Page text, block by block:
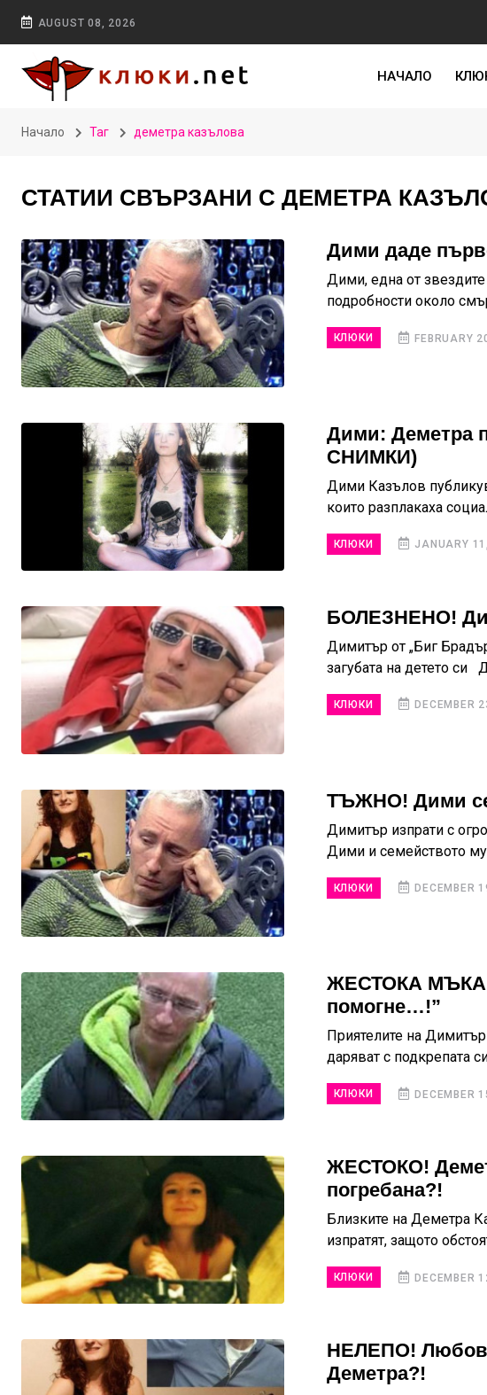
AUGUST 08, 2026
НАЧАЛО
Начало Таг деметра казълова
СТАТИИ СВЪРЗАНИ С ДЕМЕТРА
Дими даде
Дими, една от
подробности около
КЛЮКИ FEBRUARY
Дими: Деметра
СНИМКИ)
Дими Казълов
които разплакаха
КЛЮКИ JANUARY
БОЛЕЗНЕНО!
Димитър от „Биг
загубата на детето си
КЛЮКИ DECEMBER
ТЪЖНО! Дими се
Димитър изпрати с
Дими и семейството му
КЛЮКИ DECEMBER
ЖЕСТОКА МЪКА!
помогне…!”
Приятелите на
даряват с подкрепата
КЛЮКИ DECEMBER
ЖЕСТОКО!
погребана?!
Близките на Деметра
изпратят, защото
КЛЮКИ DECEMBER
НЕЛЕПО!
Деметра?!